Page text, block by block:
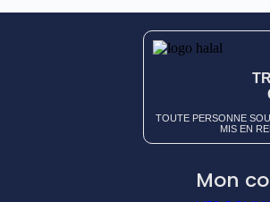
TOUTE PERSONNE
MIS EN
Mon